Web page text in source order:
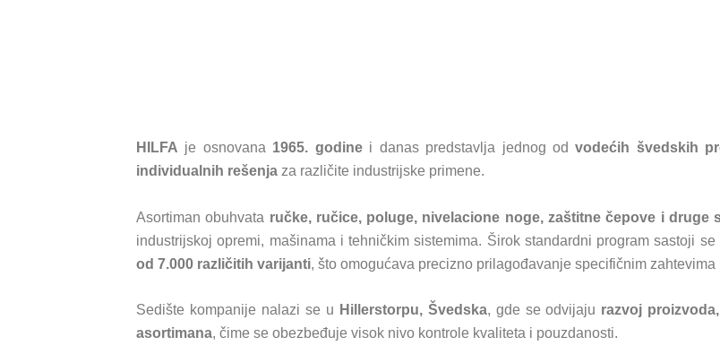
HILFA je osnovana 1965. godinei danas predstavlja jednog odvodećih švedskih
individualnih rešenja za različite industrijske primene.
Asortiman obuhvata ručke, ručice, poluge, nivelacione noge, zaštitne čepove i druge
industrijskoj opremi, mašinama i tehničkim sistemima. Širok standardni program sastoji se
od 7.000 različitih varijanti, što omogućava precizno prilagođavanje specifičnim zahtevima
Sedište kompanije nalazi se u Hillerstorpu, Švedska, gde se odvijaju razvoj
asortimana, čime se obezbeđuje visok nivo kontrole kvaliteta i pouzdanosti.